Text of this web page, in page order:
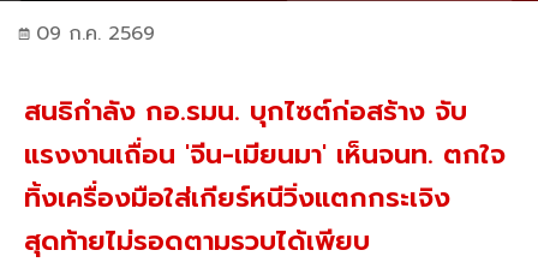
09 ก.ค. 2569
สนธิกำลัง กอ.รมน. บุกไซต์ก่อสร้าง จับ
แรงงานเถื่อน 'จีน-เมียนมา' เห็นจนท. ตกใจ
ทิ้งเครื่องมือใส่เกียร์หนีวิ่งแตกกระเจิง
สุดท้ายไม่รอดตามรวบได้เพียบ